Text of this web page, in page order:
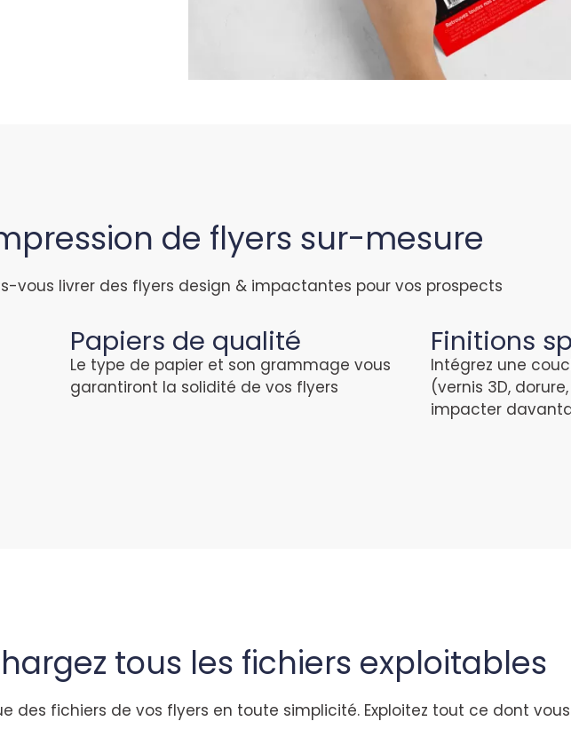
de flyers sur-mesure
vous livrer des flyers design & impactantes pour vos prospects
Papiers de qualité
Le type de papier et son grammage vous
garantiront la solidité de vos flyers
Finitions
Intégrez une
(vernis 3D,
impacter
tous les fichiers exploitables
des fichiers de vos flyers en toute simplicité. Exploitez tout ce dont